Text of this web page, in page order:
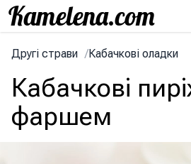
Другі страви /Кабачкові оладки
Кабачкові
фаршем